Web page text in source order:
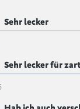
5 Sternen
Sehr lecker
5 Sternen
Sehr lecker für